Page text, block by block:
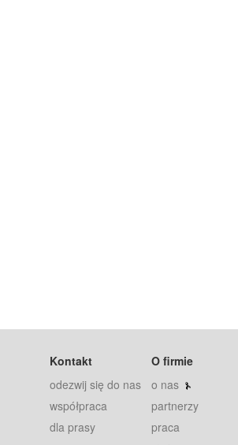
Kontakt
odezwij się do nas
współpraca
dla prasy
O firmie
o nas
partnerzy
praca